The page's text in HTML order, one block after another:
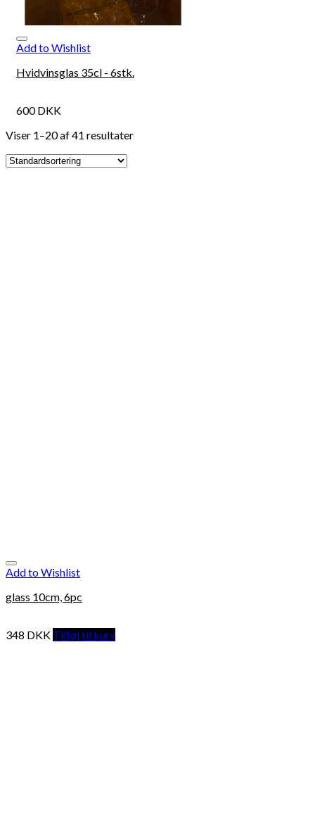
Add to Wishlist
Hvidvinsglas 35cl - 6stk.
600DKK
Viser 1–20 af 41 resultater
Add to Wishlist
glass 10cm, 6pc
348 DKK Tilføj til kurv